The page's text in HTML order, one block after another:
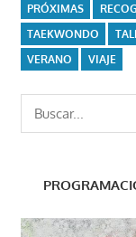
PRÓXIMAS
TAEKWONDO
VERANO
VIAJE